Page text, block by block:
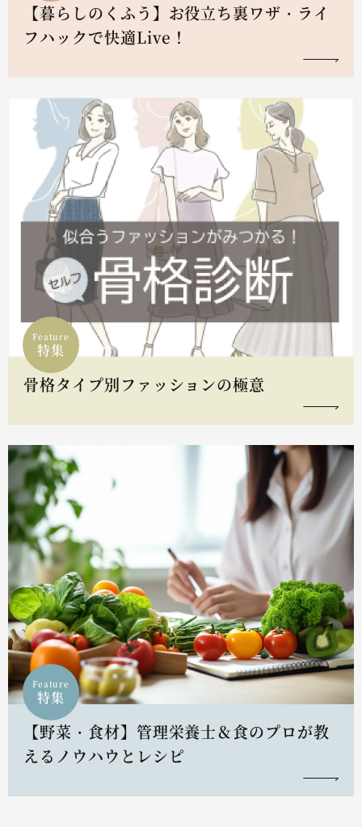
【暮らしのくふう】お役立ち裏ワザ・ライ
フハックで快適Live！
Feature
特集
骨格タイプ別ファッションの極意
Feature
特集
【野菜・食材】管理栄養士＆食のプロが教
えるノウハウとレシピ